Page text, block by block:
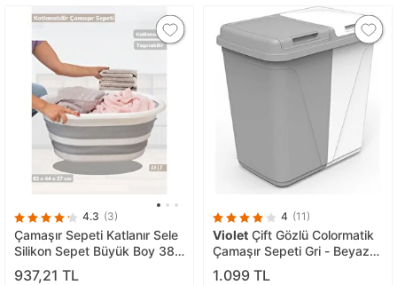
4.3 (3)
Çamaşır Sepeti Katlanır Sele
Silikon Sepet Büyük Boy 38
Lt.
937,21 TL
4 (11)
Violet Çift Gözlü Colormatik
Çamaşır Sepeti Gri - Beyaz
90 Lt
1.099 TL